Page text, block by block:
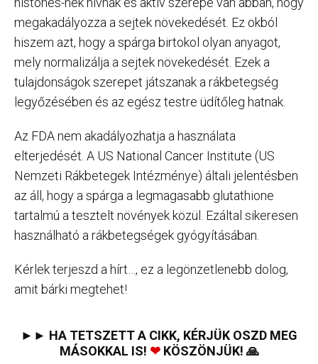
megakadályozza a sejtek növekedését. Ez okból
hiszem azt, hogy a spárga birtokol olyan anyagot,
mely normalizálja a sejtek növekedését. Ezek a
tulajdonságok szerepet játszanak a rákbetegség
legyőzésében és az egész testre üdítőleg hatnak.
Az FDA nem akadályozhatja a használata
elterjedését. A US National Cancer Institute (US
Nemzeti Rákbetegek Intézménye) általi jelentésben
az áll, hogy a spárga a legmagasabb glutathione
tartalmú a tesztelt növények közül. Ezáltal sikeresen
használható a rákbetegségek gyógyításában.
Kérlek terjeszd a hírt…, ez a legönzetlenebb dolog,
amit bárki megtehet!
►► HA TETSZETT A CIKK, KÉRJÜK OSZD MEG
MÁSOKKAL IS! ❤KÖSZÖNJÜK! 🙏